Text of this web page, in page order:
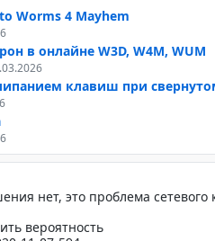
Worms 4 Mayhem
в онлайне W3D, W4M, WUM
клавиш при